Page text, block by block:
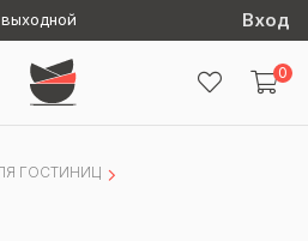
Вход
0
ГОСТИНИЦ